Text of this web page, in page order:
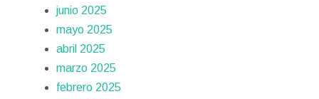
junio 2025
mayo 2025
abril 2025
marzo 2025
febrero 2025